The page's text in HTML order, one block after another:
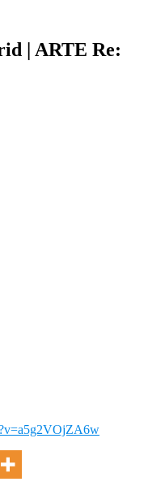
| ARTE Re: